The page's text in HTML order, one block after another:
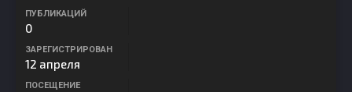
ПУБЛИКАЦИЙ
0
ЗАРЕГИСТРИРОВАН
12 апреля
ПОСЕЩЕНИЕ